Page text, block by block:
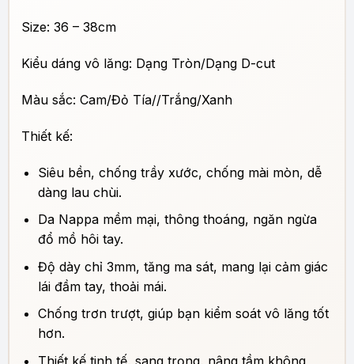
Size: 36 – 38cm
Kiểu dáng vô lăng: Dạng Tròn/Dạng D-cut
Màu sắc: Cam/Đỏ Tía//Trắng/Xanh
Thiết kế:
Siêu bền, chống trầy xước, chống mài mòn, dễ
dàng lau chùi.
Da Nappa mềm mại, thông thoáng, ngăn ngừa
đổ mồ hôi tay.
Độ dày chỉ 3mm, tăng ma sát, mang lại cảm giác
lái đầm tay, thoải mái.
Chống trơn trượt, giúp bạn kiểm soát vô lăng tốt
hơn.
Thiết kế tinh tế, sang trọng, nâng tầm không